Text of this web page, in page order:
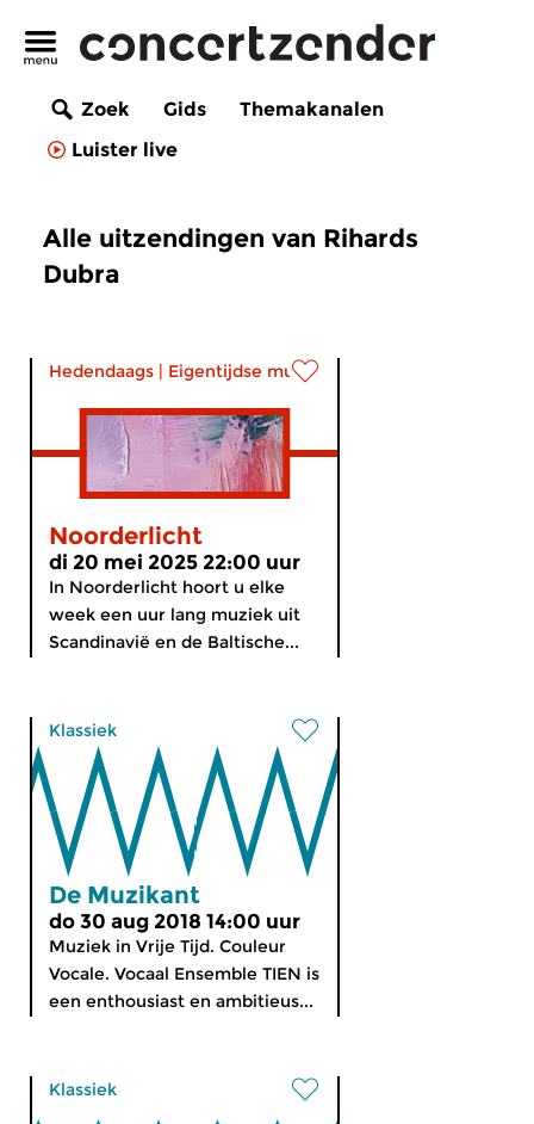
Zoek Gids
Themakanalen
Luister live
Alle uitzendingen van Rihards
Dubra
Hedendaags | Eigentijdse muziek
Noorderlicht
di 20 mei 2025 22:00 uur
In Noorderlicht hoort u elke
week een uur lang muziek uit
Scandinavië en de Baltische...
Klassiek
De Muzikant
do 30 aug 2018 14:00 uur
Muziek in Vrije Tijd. Couleur
Vocale. Vocaal Ensemble TIEN is
een enthousiast en ambitieus...
Klassiek